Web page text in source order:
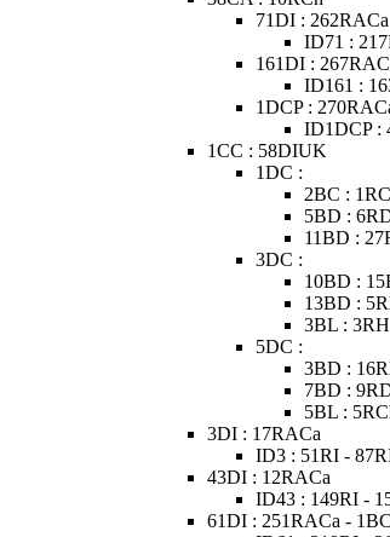
71DI : 262RACa
ID71 :
161DI :
ID161 :
1DCP :
ID1DCP :
1CC : 58DIUK
1DC :
2BC :
5BD :
11BD :
3DC :
10BD :
13BD :
3BL :
5DC :
3BD :
7BD :
5BL :
3DI : 17RACa
ID3 : 51RI -
43DI : 12RACa
ID43 : 149RI -
61DI : 251RACa -